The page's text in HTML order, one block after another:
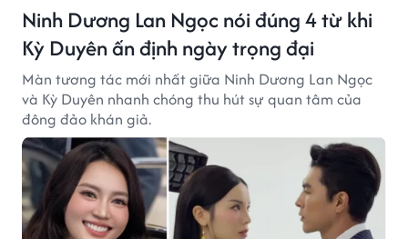
Ninh Dương Lan Ngọc nói đúng 4 từ khi
Kỳ Duyên ấn định ngày trọng đại
Màn tương tác mới nhất giữa Ninh Dương Lan Ngọc
và Kỳ Duyên nhanh chóng thu hút sự quan tâm của
đông đảo khán giả.